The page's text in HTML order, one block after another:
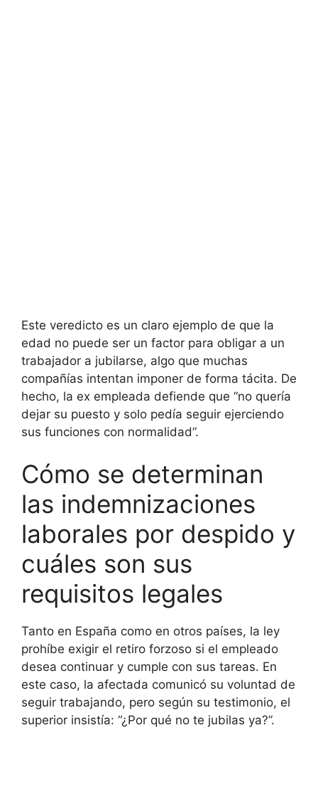
Este veredicto es un claro ejemplo de que la
edad no puede ser un factor para obligar a un
trabajador a jubilarse, algo que muchas
compañías intentan imponer de forma tácita. De
hecho, la ex empleada defiende que “no quería
dejar su puesto y solo pedía seguir ejerciendo
sus funciones con normalidad”.
Cómo se determinan
las indemnizaciones
laborales por despido y
cuáles son sus
requisitos legales
Tanto en España como en otros países, la ley
prohíbe exigir el retiro forzoso si el empleado
desea continuar y cumple con sus tareas. En
este caso, la afectada comunicó su voluntad de
seguir trabajando, pero según su testimonio, el
superior insistía: “¿Por qué no te jubilas ya?”.